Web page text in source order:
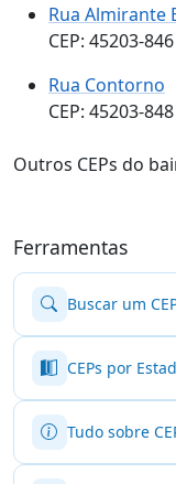
Rua Almirante
CEP: 45203-846
Rua Contorno
CEP: 45203-848
Outros CEPs do
Ferramentas
Buscar um
CEPs por
Tudo sobre